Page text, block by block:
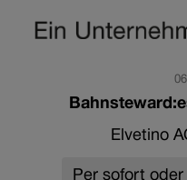
Elvetino
Per sofort